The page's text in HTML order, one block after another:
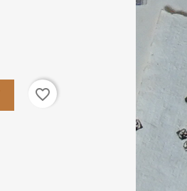
favorite_border